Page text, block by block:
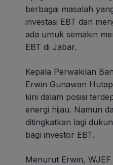
berbagai masalah
investasi EBT dan
ada untuk semakin
EBT di Jabar.
Kepala Perwakilan
Erwin Gunawan
kini dalam posisi
energi hijau. Namun
ditingkatkan lagi
bagi investor EBT.
Menurut Erwin,